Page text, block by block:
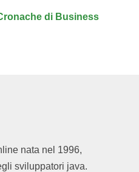
di Business
nata nel 1996,
sviluppatori java.